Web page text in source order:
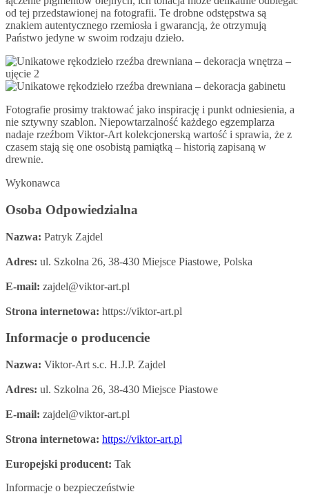
od tej przedstawionej na fotografii. Te drobne odstępstwa są
znakiem autentycznego rzemiosła i gwarancją, że otrzymują
Państwo jedyne w swoim rodzaju dzieło.
Fotografie prosimy traktować jako inspirację i punkt odniesienia, a
nie sztywny szablon. Niepowtarzalność każdego egzemplarza
nadaje rzeźbom Viktor-Art kolekcjonerską wartość i sprawia, że z
czasem stają się one osobistą pamiątką – historią zapisaną w
drewnie.
Wykonawca
Osoba Odpowiedzialna
Nazwa: Patryk Zajdel
Adres: ul. Szkolna 26, 38-430 Miejsce Piastowe, Polska
E-mail: zajdel@viktor-art.pl
Strona internetowa: https://viktor-art.pl
Informacje o producencie
Nazwa: Viktor-Art s.c. H.J.P. Zajdel
Adres: ul. Szkolna 26, 38-430 Miejsce Piastowe
E-mail: zajdel@viktor-art.pl
Strona internetowa: https://viktor-art.pl
Europejski producent: Tak
Informacje o bezpieczeństwie